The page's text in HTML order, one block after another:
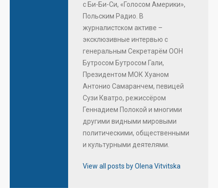
с Би-Би-Си, «Голосом Америки»,
Польским Радио. В
журналистском активе –
эксклюзивные интервью с
генеральным Секретарём ООН
Бутросом Бутросом Гали,
Президентом МОК Хуаном
Антонио Самаранчем, певицей
Сузи Кватро, режиссёром
Геннадием Полокой и многими
другими видными мировыми
политическими, общественными
и культурными деятелями.
View all posts by Olena Vitvitska